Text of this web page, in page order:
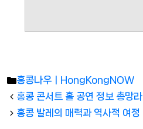
Categories
홍콩나우ㅣHongKongNOW
홍콩 콘서트 홀 공연 정보 총망라
홍콩 발레의 매력과 역사적 여정